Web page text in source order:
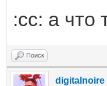
:cc: а что
Поиск
digitalnoire